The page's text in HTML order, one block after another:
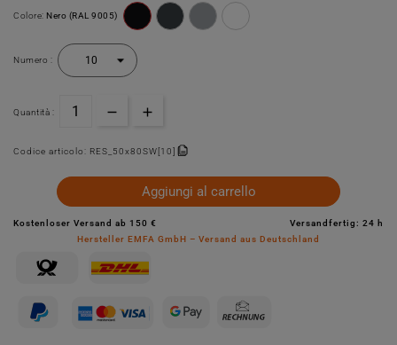
Colore: Nero (RAL 9005)
Numero :
Quantità :
Codice articolo: RES_50x80SW[10]
Aggiungi al carrello
Kostenloser Versand ab 150 €
Versandfertig: 24 h
Hersteller EMFA GmbH – Versand aus Deutschland